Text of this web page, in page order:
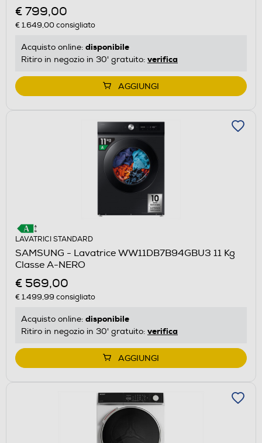
€ 799,00
€ 1.649,00consigliato
Acquisto online: disponibile
Ritiro in negozio in 30' gratuito: verifica
AGGIUNGI
LAVATRICI STANDARD
SAMSUNG - Lavatrice WW11DB7B94GBU3 11 Kg
Classe A-NERO
€ 569,00
€ 1.499,99 consigliato
Acquisto online: disponibile
Ritiro in negozio in 30' gratuito: verifica
AGGIUNGI